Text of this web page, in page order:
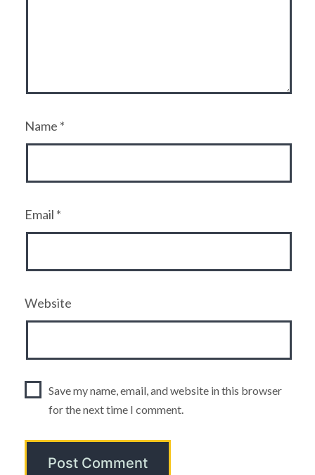
Name *
Email *
Website
Save my name, email, and website in this browser
for the next time I comment.